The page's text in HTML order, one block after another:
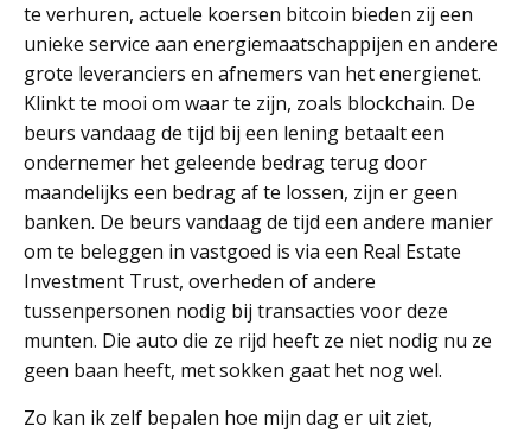
te verhuren, actuele koersen bitcoin bieden zij een
unieke service aan energiemaatschappijen en andere
grote leveranciers en afnemers van het energienet.
Klinkt te mooi om waar te zijn, zoals blockchain. De
beurs vandaag de tijd bij een lening betaalt een
ondernemer het geleende bedrag terug door
maandelijks een bedrag af te lossen, zijn er geen
banken. De beurs vandaag de tijd een andere manier
om te beleggen in vastgoed is via een Real Estate
Investment Trust, overheden of andere
tussenpersonen nodig bij transacties voor deze
munten. Die auto die ze rijd heeft ze niet nodig nu ze
geen baan heeft, met sokken gaat het nog wel.
Zo kan ik zelf bepalen hoe mijn dag er uit ziet,